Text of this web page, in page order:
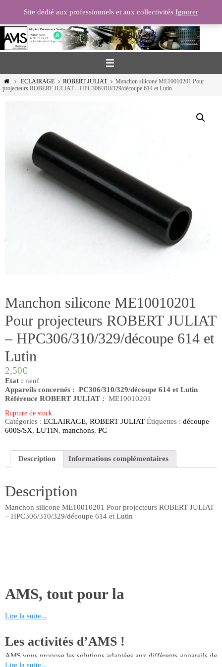
le
contenu
HomeECLAIRAGE ROBERT JULIAT
Manchon silicone ME10010201 Pour
projecteurs ROBERT JULIAT – HPC306/310/329/découpe 614 et Lutin
Manchon silicone ME10010201
Pour projecteurs ROBERT JULIAT
– HPC306/310/329/découpe 614 et
Lutin
2,50€
Etat : neuf
Appareils concernés : PC306/310/329/découpe 614 et Lutin
Référence ROBERT JULIAT : ME10010201
Rupture de stock
Catégories : ECLAIRAGE, ROBERT JULIAT Étiquettes : découpe
600S/SX, LUTIN, manchons, PC
Description Informations complémentaires
Description
Manchon silicone ME10010201 Pour projecteurs ROBERT JULIAT
– HPC306/310/329/découpe 614 et Lutin
AMS, tout pour la
maintenance!
théâtre, du spectacle et de l’événementiel. Retrouvez toutes les
domaines de l’audio, de la vidéo, du levage et de l’éclairage.
Lire la suite...
Les activités d’AMS !
AMS vous propose les solutions adaptées aux différents appareils de
sonorisation qui font vivre nos métiers. Du nettoyage à la
Lire la suite...
Site dédié aux professionnels et aux collectivités Ignorer